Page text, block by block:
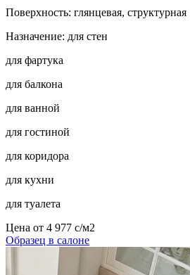
Поверхность: глянцевая, структурная
Назначение: для стен
для фартука
для балкона
для ванной
для гостиной
для коридора
для кухни
для туалета
Цена от 4 977 c/м2
Образец в салоне